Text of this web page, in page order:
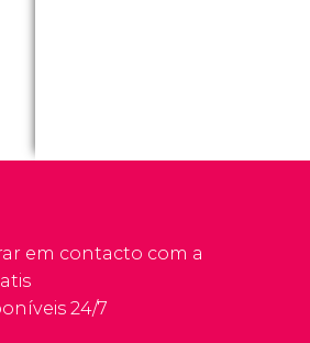
em contacto com a
24/7